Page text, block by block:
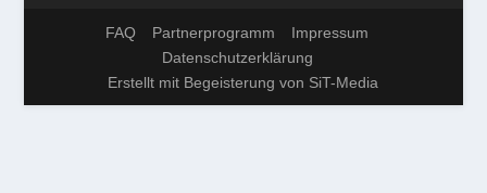
FAQ Partnerprogramm
Impressum
Datenschutzerklärung
Erstellt mit Begeisterung von SiT-Media